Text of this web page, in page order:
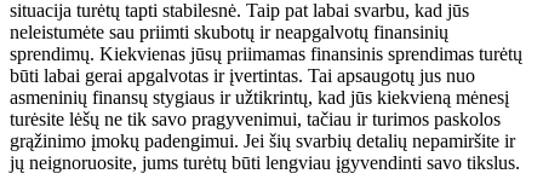
situacija turėtų tapti stabilesnė. Taip pat labai svarbu, kad jūs
neleistumėte sau priimti skubotų ir neapgalvotų finansinių
sprendimų. Kiekvienas jūsų priimamas finansinis sprendimas turėtų
būti labai gerai apgalvotas ir įvertintas. Tai apsaugotų jus nuo
asmeninių finansų stygiaus ir užtikrintų, kad jūs kiekvieną mėnesį
turėsite lėšų ne tik savo pragyvenimui, tačiau ir turimos paskolos
grąžinimo įmokų padengimui. Jei šių svarbių detalių nepamiršite ir
jų neignoruosite, jums turėtų būti lengviau įgyvendinti savo tikslus.